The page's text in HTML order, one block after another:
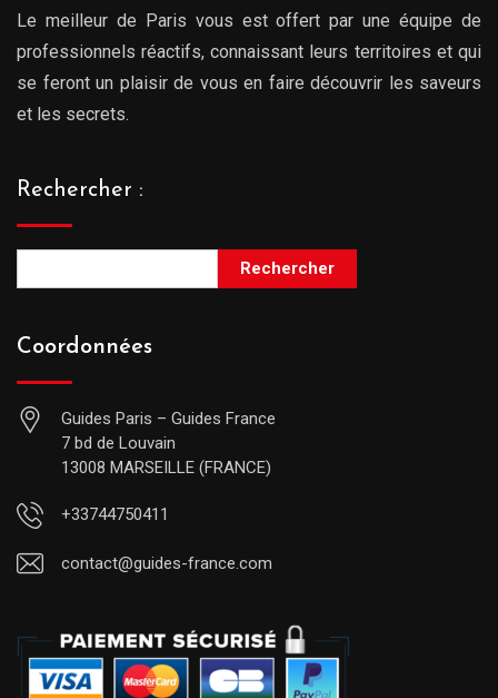
Le meilleur de Paris vous est offert par une équipe de
professionnels réactifs, connaissant leurs territoires et qui
se feront un plaisir de vous en faire découvrir les saveurs
et les secrets.
Rechercher :
Rechercher
Coordonnées
Guides Paris – Guides France
7 bd de Louvain
13008 MARSEILLE (FRANCE)
+33744750411
contact@guides-france.com